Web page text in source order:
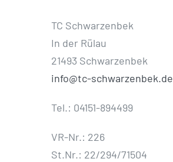
TC Schwarzenbek
In der Rülau
21493 Schwarzenbek
info@tc-schwarzenbek.de
Tel.: 04151-894499
VR-Nr.: 226
St.Nr.: 22/294/71504